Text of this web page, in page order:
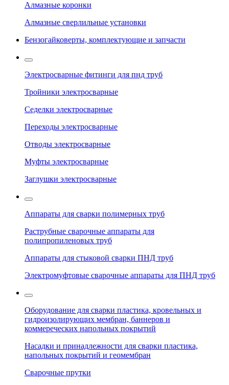
Алмазные коронки
Алмазные сверлильные установки
Бензогайковерты, комплектующие и запчасти
Электросварные фитинги для пнд труб
Тройники электросварные
Седелки электросварные
Переходы электросварные
Отводы электросварные
Муфты электросварные
Заглушки электросварные
Аппараты для сварки полимерных труб
Раструбные сварочные аппараты для
полипропиленовых труб
Аппараты для стыковой сварки ПНД труб
Электромуфтовые сварочные аппараты для ПНД труб
Оборудование для сварки пластика, кровельных и
гидроизолирующих мембран, баннеров и
коммереческих напольных покрытий
Насадки и принадлежности для сварки пластика,
напольных покрытий и геомембран
Сварочные прутки